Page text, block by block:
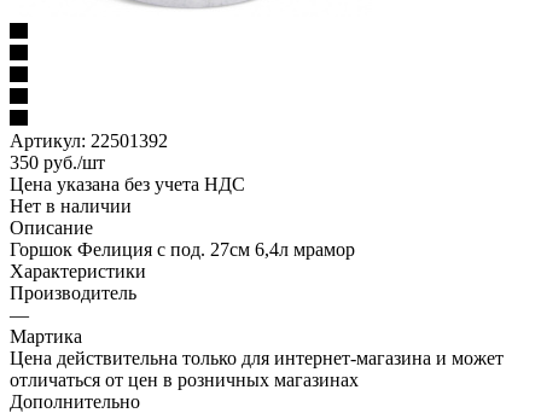
Артикул: 22501392
350 руб./шт
Цена указана без учета НДС
Нет в наличии
Описание
Горшок Фелиция с под. 27см 6,4л мрамор
Характеристики
Производитель
—
Мартика
Цена действительна только для интернет-магазина и может
отличаться от цен в розничных магазинах
Дополнительно